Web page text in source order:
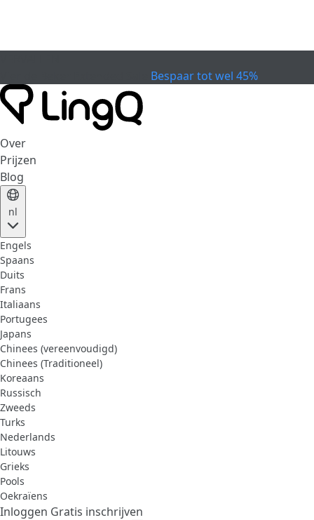
Bespaar tot wel 45%
Over
Prijzen
Blog
nl
Engels
Spaans
Duits
Frans
Italiaans
Portugees
Japans
Chinees (vereenvoudigd)
Chinees (Traditioneel)
Koreaans
Russisch
Zweeds
Turks
Nederlands
Litouws
Grieks
Pools
Oekraïens
Inloggen Gratis inschrijven